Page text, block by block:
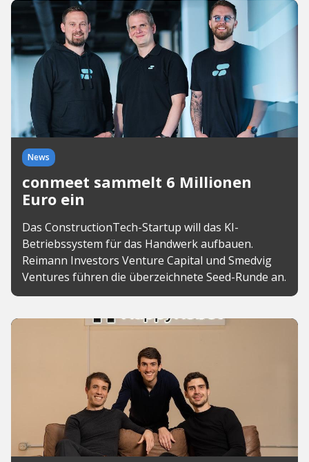
News
conmeet sammelt 6 Millionen
Euro ein
Das ConstructionTech-Startup will das KI-
Betriebssystem für das Handwerk aufbauen.
Reimann Investors Venture Capital und Smedvig
Ventures führen die überzeichnete Seed-Runde an.